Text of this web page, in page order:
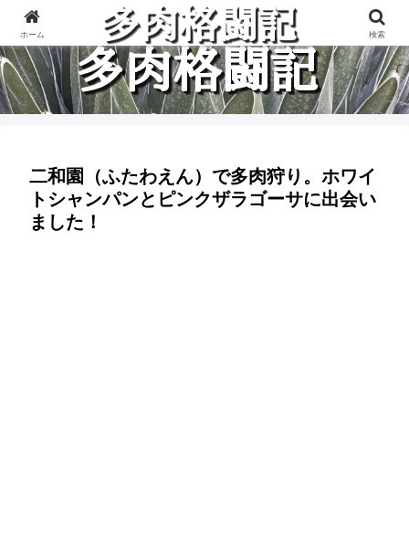
多肉植物と楽しく格闘している記録です。
二和園（ふたわえん）で多肉狩り。ホワイ
トシャンパンとピンクザラゴーサに出会い
ました！
ホーム 検索